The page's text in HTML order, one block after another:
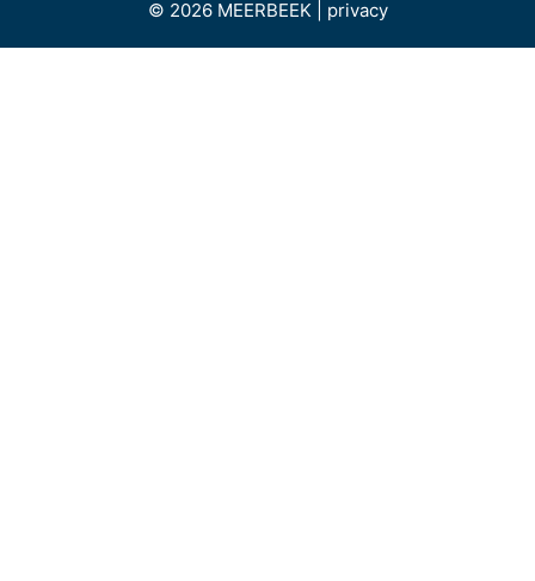
© 2026 MEERBEEK | privacy